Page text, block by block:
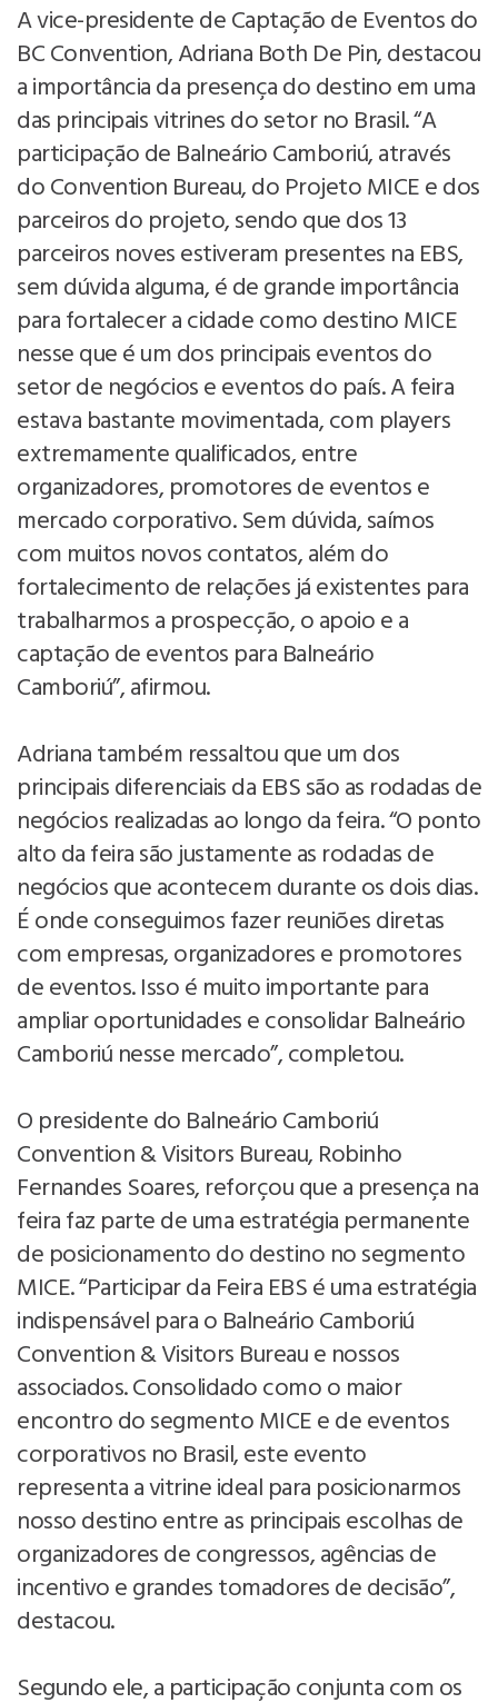
A vice-presidente de Captação de Eventos do
BC Convention, Adriana Both De Pin, destacou
a importância da presença do destino em uma
das principais vitrines do setor no Brasil. “A
participação de Balneário Camboriú, através
do Convention Bureau, do Projeto MICE e dos
parceiros do projeto, sendo que dos 13
parceiros noves estiveram presentes na EBS,
sem dúvida alguma, é de grande importância
para fortalecer a cidade como destino MICE
nesse que é um dos principais eventos do
setor de negócios e eventos do país. A feira
estava bastante movimentada, com players
extremamente qualificados, entre
organizadores, promotores de eventos e
mercado corporativo. Sem dúvida, saímos
com muitos novos contatos, além do
fortalecimento de relações já existentes para
trabalharmos a prospecção, o apoio e a
captação de eventos para Balneário
Camboriú”, afirmou.
Adriana também ressaltou que um dos
principais diferenciais da EBS são as rodadas de
negócios realizadas ao longo da feira. “O ponto
alto da feira são justamente as rodadas de
negócios que acontecem durante os dois dias.
É onde conseguimos fazer reuniões diretas
com empresas, organizadores e promotores
de eventos. Isso é muito importante para
ampliar oportunidades e consolidar Balneário
Camboriú nesse mercado”, completou.
O presidente do Balneário Camboriú
Convention & Visitors Bureau, Robinho
Fernandes Soares, reforçou que a presença na
feira faz parte de uma estratégia permanente
de posicionamento do destino no segmento
MICE. “Participar da Feira EBS é uma estratégia
indispensável para o Balneário Camboriú
Convention & Visitors Bureau e nossos
associados. Consolidado como o maior
encontro do segmento MICE e de eventos
corporativos no Brasil, este evento
representa a vitrine ideal para posicionarmos
nosso destino entre as principais escolhas de
organizadores de congressos, agências de
incentivo e grandes tomadores de decisão”,
destacou.
Segundo ele, a participação conjunta com os